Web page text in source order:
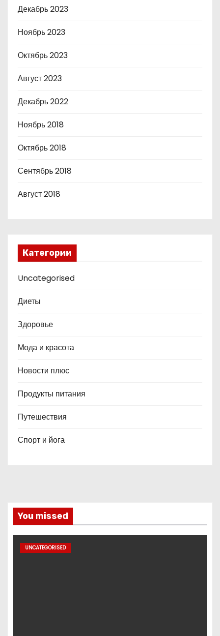
Декабрь 2023
Ноябрь 2023
Октябрь 2023
Август 2023
Декабрь 2022
Ноябрь 2018
Октябрь 2018
Сентябрь 2018
Август 2018
Категории
Uncategorised
Диеты
Здоровье
Мода и красота
Новости плюс
Продукты питания
Путешествия
Спорт и йога
You missed
UNCATEGORISED